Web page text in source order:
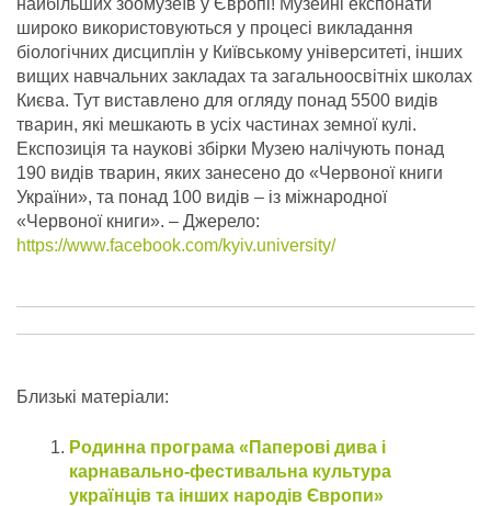
широко використовуються у процесі викладання
біологічних дисциплін у Київському університеті, інших
вищих навчальних закладах та загальноосвітніх школах
Києва. Тут виставлено для огляду понад 5500 видів
тварин, які мешкають в усіх частинах земної кулі.
Експозиція та наукові збірки Музею налічують понад
190 видів тварин, яких занесено до «Червоної книги
України», та понад 100 видів – із міжнародної
«Червоної книги». – Джерело:
https://www.facebook.com/kyiv.university/
Близькі матеріали:
Родинна програма «Паперові дива і
карнавально-фестивальна культура
українців та інших народів Європи»